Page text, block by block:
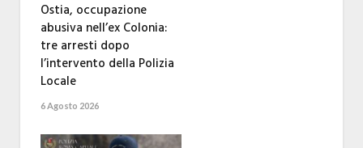
Ostia, occupazione
abusiva nell’ex Colonia:
tre arresti dopo
l’intervento della Polizia
Locale
6 Agosto 2026